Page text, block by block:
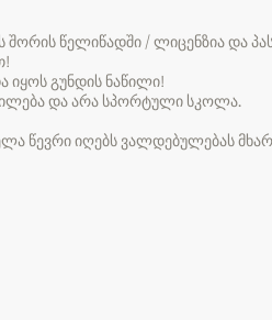
შორის წელიწადში / ლიცენზია და
იყოს გუნდის ნაწილი!
და არა სპორტული სკოლა.
წევრი იღებს ვალდებულებას